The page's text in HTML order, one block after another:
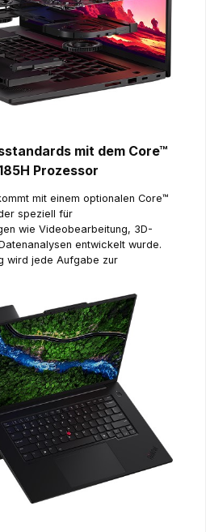
mit dem Core™
Prozessor
mit einem optionalen Core™
speziell für
wie Videobearbeitung, 3D-
entwickelt wurde.
wird jede Aufgabe zur